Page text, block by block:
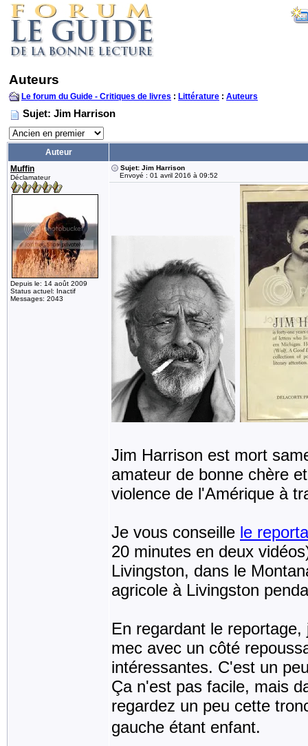
Auteurs
Le forum du Guide - Critiques de livres : Littérature : Auteurs
Sujet: Jim Harrison
Auteur
Muffin
Déclamateur
Depuis le: 14 août 2009
Status actuel: Inactif
Messages: 2043
Sujet: Jim Harrison
Envoyé : 01 avril 2016 à 09:52
Jim Harrison est mort
amateur de bonne chère
violence de l'Amérique à
Je vous conseille le
20 minutes en deux
Livingston, dans le
agricole à Livingston
En regardant le
mec avec un côté
intéressantes. C'est un
Ça n'est pas facile, mais
regardez un peu cette
gauche étant enfant.